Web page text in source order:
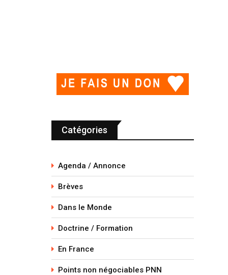
Catégories
Agenda / Annonce
Brèves
Dans le Monde
Doctrine / Formation
En France
Points non négociables PNN